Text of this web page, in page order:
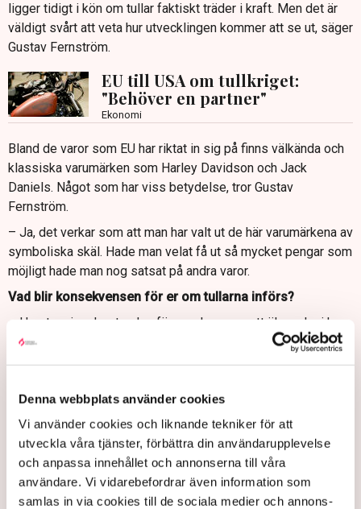
Denna webbplats använder cookies
Vi använder cookies och liknande tekniker för att
utveckla våra tjänster, förbättra din användarupplevelse
och anpassa innehållet och annonserna till våra
användare. Vi vidarebefordrar även information som
samlas in via cookies till de sociala medier och annons-
ligger tidigt i kön om tullar faktiskt träder i kraft. Men det är
väldigt svårt att veta hur utvecklingen kommer att se ut, säger
Gustav Fernström.
EU till USA om tullkriget:
"Behöver en partner"
Ekonomi
Bland de varor som EU har riktat in sig på finns välkända och
klassiska varumärken som Harley Davidson och Jack
Daniels. Något som har viss betydelse, tror Gustav
Fernström.
– Ja, det verkar som att man har valt ut de här varumärkena av
symboliska skäl. Hade man velat få ut så mycket pengar som
möjligt hade man nog satsat på andra varor.
Vad blir konsekvensen för er om tullarna införs?
– Hemtagningskostnaden för oss kommer att öka och vi har
inga marginaler som kan absorbera en tullkostnad i den
storleksordning som diskuteras. Utan det kommer
tur kan påverka volymerna.
EU:s planerade tullar på whisky ligger på 50 procent.
Innebär det att prisökningen mot konsument också kan bli
50 procent?
– Det vill jag inte uttala mig om i detta läge. Redan nu märks